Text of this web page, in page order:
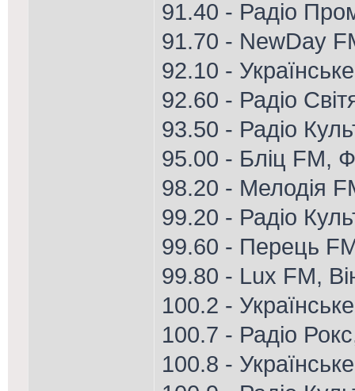
91.40 - Радіо
91.70 - NewDay
92.10 -
92.60 - Радіо
93.50 - Радіо
95.00 - Бліц FM,
98.20 - Мелодія
99.20 - Радіо
99.60 - Перець
99.80 - Lux FM,
100.2 -
100.7 - Радіо
100.8 -